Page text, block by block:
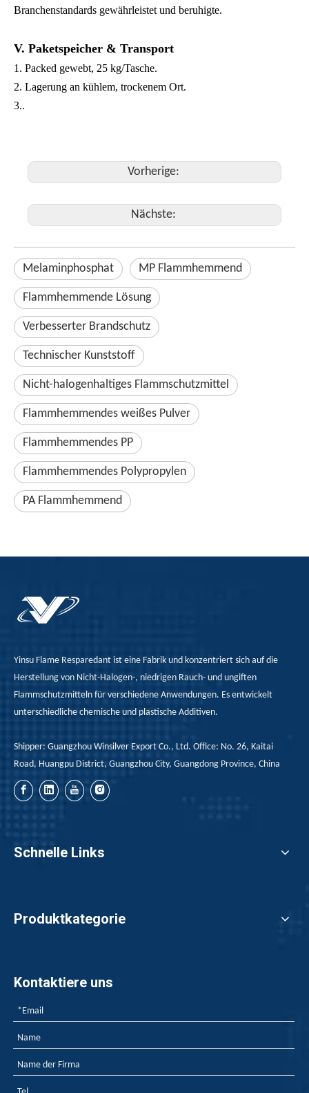
Branchenstandards gewährleistet und beruhigte.
V. Paketspeicher & Transport
1. Packed gewebt, 25 kg/Tasche.
2. Lagerung an kühlem, trockenem Ort.
3..
Vorherige:
Nächste:
Melaminphosphat MP Flammhemmend
Flammhemmende Lösung
Verbesserter Brandschutz
Technischer Kunststoff
Nicht-halogenhaltiges Flammschutzmittel
Flammhemmendes weißes Pulver
Flammhemmendes PP
Flammhemmendes Polypropylen
PA Flammhemmend
Yinsu Flame Resparedant ist eine Fabrik und konzentriert sich auf die
Herstellung von Nicht-Halogen-, niedrigen Rauch- und ungiften
Flammschutzmitteln für verschiedene Anwendungen. Es entwickelt
unterschiedliche chemische und plastische Additiven.
Shipper: Guangzhou Winsilver Export Co., Ltd. Office: No. 26, Kaitai
Road, Huangpu District, Guangzhou City, Guangdong Province, China
Schnelle Links
Produktkategorie
Kontaktiere uns